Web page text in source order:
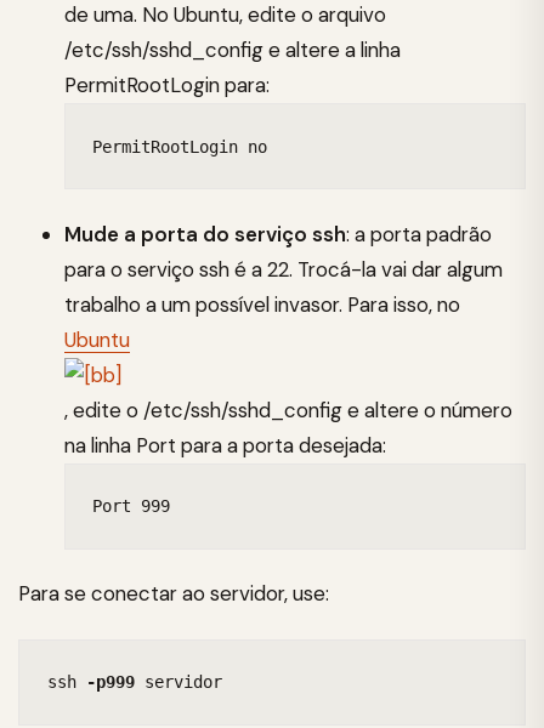
de uma. No Ubuntu, edite o arquivo
/etc/ssh/sshd_config e altere a linha
PermitRootLogin para:
PermitRootLogin no
Mude a porta do serviço ssh: a porta padrão
para o serviço ssh é a 22. Trocá-la vai dar algum
trabalho a um possível invasor. Para isso, no
Ubuntu
, edite o /etc/ssh/sshd_config e altere o número
na linha Port para a porta desejada:
Port 999
Para se conectar ao servidor, use:
ssh -p999 servidor